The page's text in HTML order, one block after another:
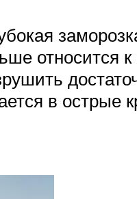
относится к
в острые